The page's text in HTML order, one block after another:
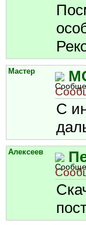
Мастер
С
Алексеев